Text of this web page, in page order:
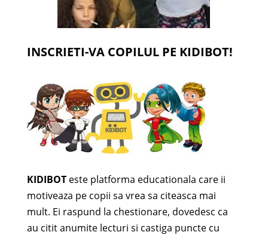
INSCRIETI-VA COPILUL PE KIDIBOT!
KIDIBOTeste platforma educationala care ii
motiveaza pe copii sa vrea sa citeasca mai
mult. Ei raspund la chestionare, dovedesc ca
au citit anumite lecturi si castiga puncte cu